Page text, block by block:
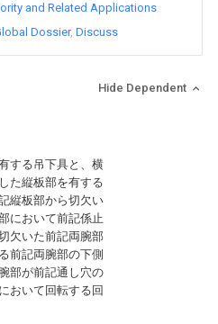
and Related Applications
Dossier Discuss
Hide Dependent
する吊下具と、横
た縦板部を有する
縦板部から切欠い
において前記係止
欠いた前記両腕部
前記両腕部の下側
部が前記通し穴の
おいて回転する回